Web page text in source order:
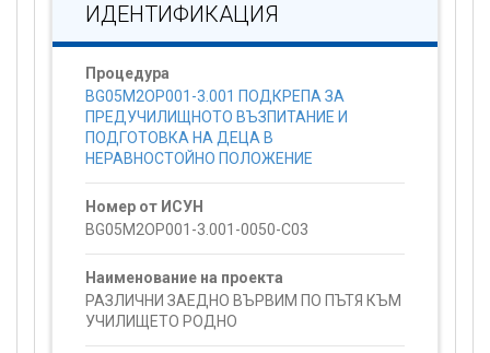
ИДЕНТИФИКАЦИЯ
Процедура
BG05M2OP001-3.001 ПОДКРЕПА ЗА
ПРЕДУЧИЛИЩНОТО ВЪЗПИТАНИЕ И
ПОДГОТОВКА НА ДЕЦА В
НЕРАВНОСТОЙНО ПОЛОЖЕНИЕ
Номер от ИСУН
BG05M2OP001-3.001-0050-C03
Наименование на проекта
РАЗЛИЧНИ ЗАЕДНО ВЪРВИМ ПО ПЪТЯ КЪМ
УЧИЛИЩЕТО РОДНО